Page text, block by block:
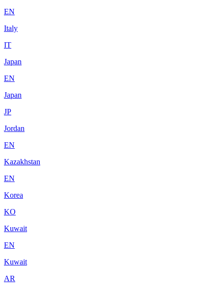
EN
Italy
IT
Japan
EN
Japan
JP
Jordan
EN
Kazakhstan
EN
Korea
KO
Kuwait
EN
Kuwait
AR